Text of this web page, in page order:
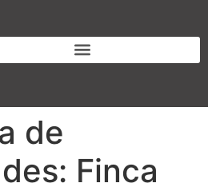
de
Finca